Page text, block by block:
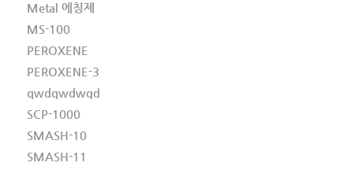
Metal 에칭제
MS-100
PEROXENE
PEROXENE-3
qwdqwdwqd
SCP-1000
SMASH-10
SMASH-11